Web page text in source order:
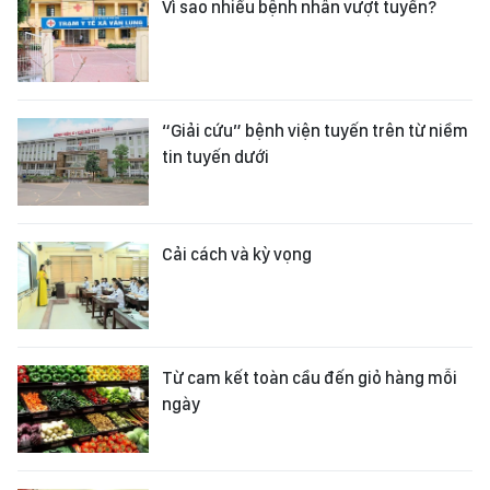
Vì sao nhiều bệnh nhân vượt tuyến?
“Giải cứu” bệnh viện tuyến trên từ niềm
tin tuyến dưới
Cải cách và kỳ vọng
Từ cam kết toàn cầu đến giỏ hàng mỗi
ngày